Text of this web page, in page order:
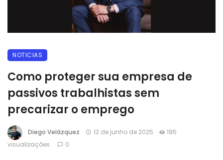
NOTICIAS
Como proteger sua empresa de
passivos trabalhistas sem
precarizar o emprego
Diego Velázquez 12 de junho de 2025
195
visualizações
0